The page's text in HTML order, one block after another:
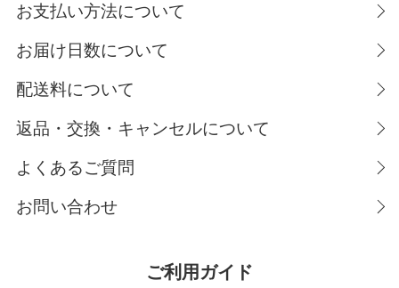
お支払い方法について
お届け日数について
配送料について
返品・交換・キャンセルについて
よくあるご質問
お問い合わせ
ご利用ガイド